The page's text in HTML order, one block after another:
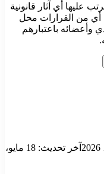
عليها أي آثار قانونية
أي من القرارات محل
وأعضائه باعتبارهم
آخر تحديث: 18 مايو،